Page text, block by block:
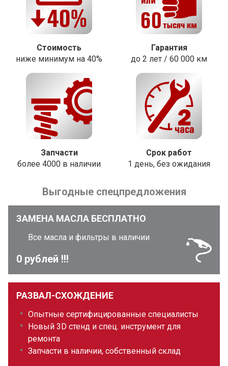
Стоимость
ниже минимум на 40%
Гарантия
до 2 лет / 60 000 км
Запчасти
более 4000 в наличии
Срок работ
1 день, без ожидания
Выгодные спецпредложения
ЗАМЕНА МАСЛА БЕСПЛАТНО
Все масла и фильтры в наличии
0 рублей !!!
РАЗВАЛ-СХОЖДЕНИЕ
Опытные сертифицированные специалисты
Новый 3D стенд и спец. инструмент для
ремонта
Запчасти в наличии, собственный склад